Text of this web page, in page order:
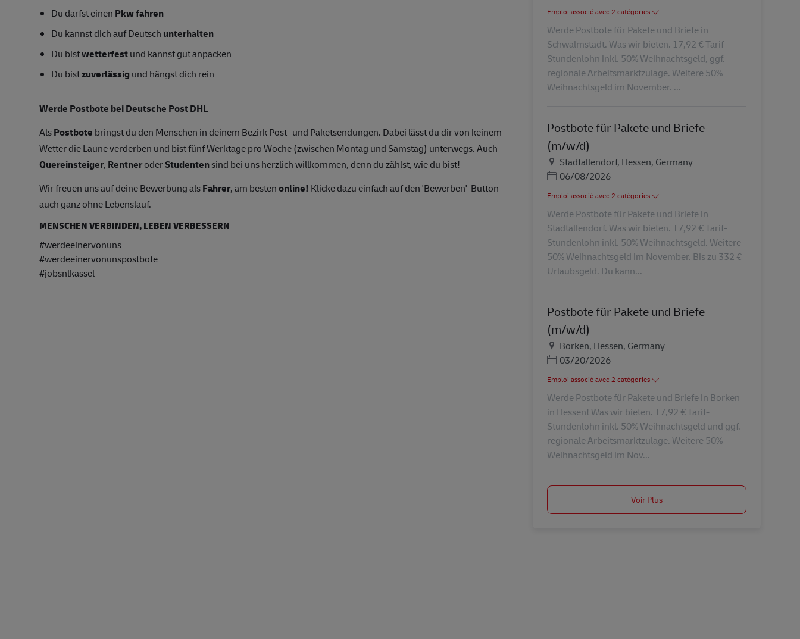
Du darfst einen Pkw fahren
Du kannst dich auf Deutsch unterhalten
Du bistwetterfestund kannst gut anpacken
Du bistzuverlässig und hängst dich rein
Werde Postbote bei Deutsche Post DHL
AlsPostbote bringst du den Menschen in deinem Bezirk Post- und Paketsendungen. Dabei lässt du dir von keinem
Wetter die Laune verderben und bist fünf Werktage pro Woche (zwischen Montag und Samstag) unterwegs. Auch
Quereinsteiger, RentneroderStudentensind bei uns herzlich willkommen, denn du zählst, wie du bist!
Wir freuen uns auf deine Bewerbung alsFahrer, am bestenonline! Klicke dazu einfach auf den 'Bewerben'-Button –
auch ganz ohne Lebenslauf.
MENSCHEN VERBINDEN, LEBEN VERBESSERN
#werdeeinervonuns
#werdeeinervonunspostbote
#jobsnlkassel
Emploi associé avec 2 catégories
Werde Postbote für Pakete und Briefe in
Schwalmstadt. Was wir bieten. 17,92 € Tarif-
Stundenlohn inkl. 50% Weihnachtsgeld, ggf.
regionale Arbeitsmarktzulage. Weitere 50%
Weihnachtsgeld im November. ...
Postbote für Pakete und Briefe
(m/w/d)
LieuStadtallendorf, Hessen, Germany
Posted Date
06/08/2026
Emploi associé avec 2 catégories
Werde Postbote für Pakete und Briefe in
Stadtallendorf. Was wir bieten. 17,92 € Tarif-
Stundenlohn inkl. 50% Weihnachtsgeld. Weitere
50% Weihnachtsgeld im November. Bis zu 332 €
Urlaubsgeld. Du kann...
Postbote für Pakete und Briefe
(m/w/d)
LieuBorken, Hessen, Germany
Posted Date
03/20/2026
Emploi associé avec 2 catégories
Werde Postbote für Pakete und Briefe in Borken
in Hessen! Was wir bieten. 17,92 € Tarif-
Stundenlohn inkl. 50% Weihnachtsgeld und ggf.
regionale Arbeitsmarktzulage. Weitere 50%
Weihnachtsgeld im Nov...
Voir Plus